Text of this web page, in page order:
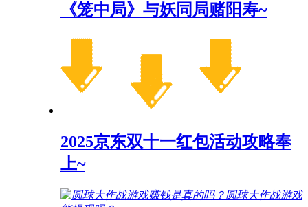
《笼中局》与妖同局赌阳寿~
2025京东双十一红包活动攻略奉
上~